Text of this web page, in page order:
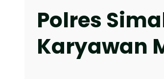
Polres
Karyawan